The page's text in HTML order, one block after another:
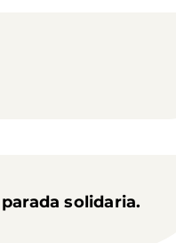
solidaria.